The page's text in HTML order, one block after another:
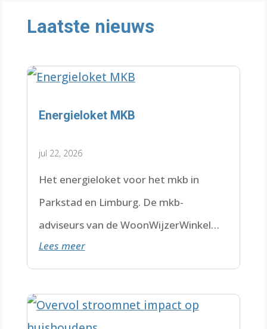
Laatste nieuws
Energieloket MKB
jul 22, 2026
Het energieloket voor het mkb in
Parkstad en Limburg. De mkb-
adviseurs van de WoonWijzerWinkel
Limburg staan voor je klaar.
Lees meer